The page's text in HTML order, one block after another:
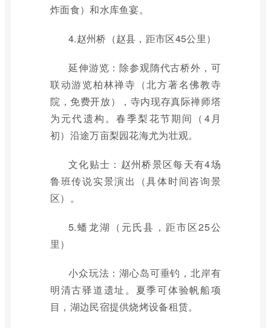
炸面食）和水库鱼宴。
4.赵州桥（赵县，距市区45公里）
延伸游览：除参观隋代古桥外，可
联动游览柏林禅寺（北方著名佛教寺
院，免费开放），寺内现存真际禅师塔
为元代遗构。春季梨花节期间（4月
初）沿途万亩梨园花海尤为壮观。
文化贴士：赵州桥景区每天有4场
鲁班传说实景演出（具体时间咨询景
区）。
5.蟠龙湖（元氏县，距市区25公
里）
小众玩法：湖心岛可垂钓，北岸有
明清古驿道遗址。夏季可体验帆船项
目，湖边民宿提供烧烤设备租赁。